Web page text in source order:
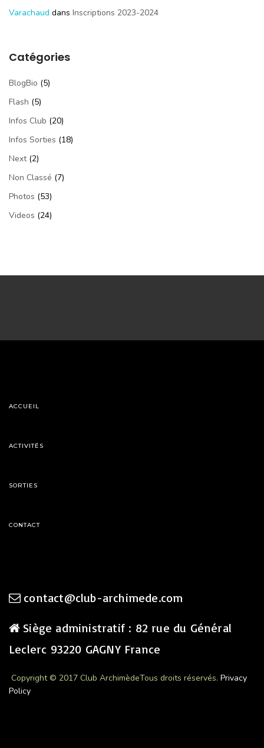
Varachaud dans Inscriptions 2023-2024
Catégories
BlogBio (5)
Flash (5)
Infos Club (20)
Infos Sorties (18)
Next(2)
Non Classé (7)
Photos (53)
Videos (24)
ACCUEIL
ACTIVITÉS
SORTIES
CONTACT
contact@club-archimede.com
Siège administratif : 82 rue du Général
Leclerc 93220 GAGNY France
Copyright © 2017 Club ArchimèdeTous droits réservés. Privacy
Policy